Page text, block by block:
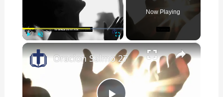
Play Unmute Fullscreen
Now Playing
×
Oracion Salmo 27